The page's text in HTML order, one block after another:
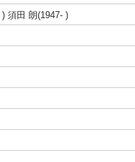
須田 朗(1947- )